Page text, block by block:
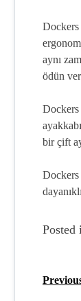
Dockers
aynı
ödün
Dockers
bir çift
Dockers
Posted
Y